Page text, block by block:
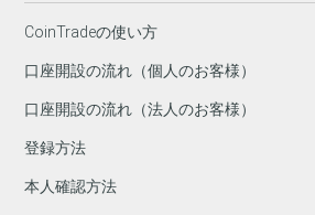
CoinTradeの使い方
口座開設の流れ（個人のお客様）
口座開設の流れ（法人のお客様）
登録方法
本人確認方法